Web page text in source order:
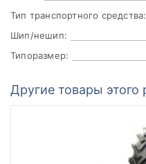
Тип транспортного средства:
Шип/нешип:
Типоразмер:
Другие товары этого